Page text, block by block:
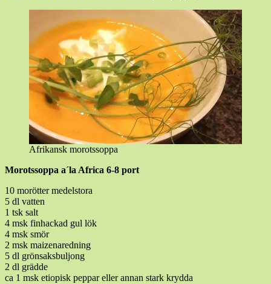
Afrikansk morotssoppa
Morotssoppa a´la Africa 6-8 port
10 morötter medelstora
5 dl vatten
1 tsk salt
4 msk finhackad gul lök
4 msk smör
2 msk maizenaredning
5 dl grönsaksbuljong
2 dl grädde
ca 1 msk etiopisk peppar eller annan stark krydda